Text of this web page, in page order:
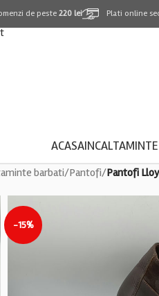
de peste 220 lei Plati online
ACASA
barbati/Pantofi/Pantofi
-15%